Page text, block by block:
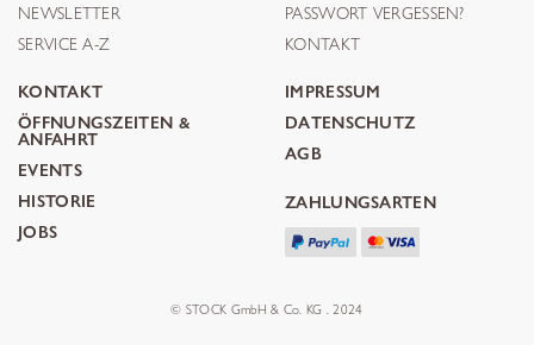
NEWSLETTER
SERVICE A-Z
PASSWORT VERGESSEN?
KONTAKT
KONTAKT
ÖFFNUNGSZEITEN &
ANFAHRT
EVENTS
HISTORIE
JOBS
IMPRESSUM
DATENSCHUTZ
AGB
ZAHLUNGSARTEN
© STOCK GmbH & Co. KG . 2024